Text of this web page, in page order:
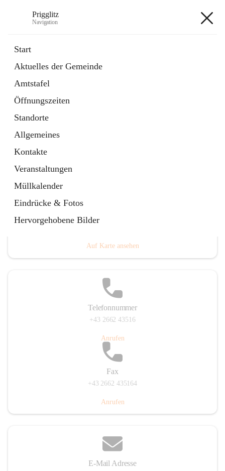
Prigglitz
Navigation
Start
Aktuelles der Gemeinde
Amtstafel
Öffnungszeiten
Standorte
Allgemeines
Kontakte
Veranstaltungen
Müllkalender
Eindrücke & Fotos
Hervorgehobene Bilder
Externe Webseite
in
Tab
Gemeindezeitung
Ordner
öffnet
in
neuem
Tab
Hauptadresse
Auf Karte ansehen
Telefonnummer
+43 2662 43516
Anrufen
Fax
+43 2662 435164
Anrufen
E-Mail Adresse